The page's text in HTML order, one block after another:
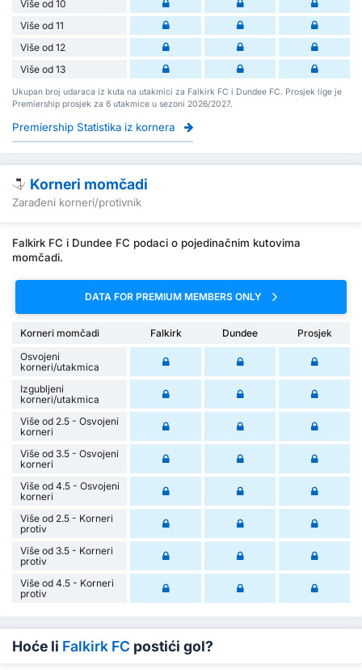
Više od 10
Više od 11
Više od 12
Više od 13
Ukupan broj udaraca iz kuta na utakmici za Falkirk FC i Dundee FC. Prosjek lige je
Premiership prosjek za 6 utakmice u sezoni 2026/2027.
Premiership Statistika iz kornera
Korneri momčadi
Zarađeni korneri/protivnik
Falkirk FC i Dundee FC podaci o pojedinačnim kutovima
momčadi.
DATA FOR PREMIUM MEMBERS ONLY
Korneri momčadi Falkirk Dundee
Prosjek
Osvojeni
korneri/utakmica
Izgubljeni
korneri/utakmica
Više od 2.5 - Osvojeni
korneri
Više od 3.5 - Osvojeni
korneri
Više od 4.5 - Osvojeni
korneri
Više od 2.5 - Korneri
protiv
Više od 3.5 - Korneri
protiv
Više od 4.5 - Korneri
protiv
Hoće li Falkirk FC postići gol?